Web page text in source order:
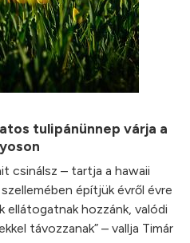
tulipánünnep várja a
csinálsz – tartja a hawaii
építjük évről évre
ellátogatnak hozzánk, valódi
távozzanak” – vallja Timár